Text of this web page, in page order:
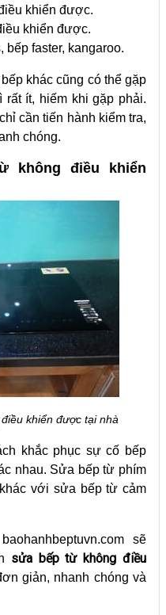
khiển được.
khiển được.
bếp faster, kangaroo.
khác cũng có thể gặp
rất ít, hiếm khi gặp phải.
cần tiến hành kiểm tra,
chóng.
không điều khiển
khiển được tại nhà
khắc phục sự cố bếp
nhau. Sửa bếp từ phím
với sửa bếp từ cảm
sẽ
sửa bếp từ không điều
giản, nhanh chóng và